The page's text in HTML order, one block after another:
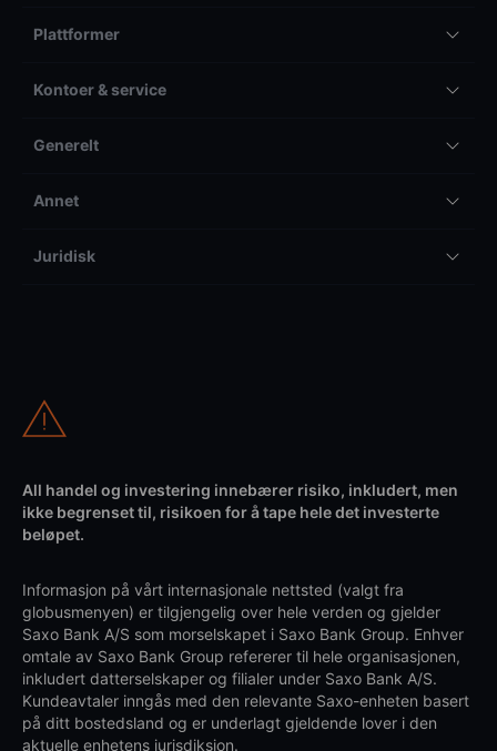
Plattformer
Kontoer & service
Generelt
Annet
Juridisk
All handel og investering innebærer risiko, inkludert, men
ikke begrenset til, risikoen for å tape hele det investerte
beløpet.
Informasjon på vårt internasjonale nettsted (valgt fra
globusmenyen) er tilgjengelig over hele verden og gjelder
Saxo Bank A/S som morselskapet i Saxo Bank Group. Enhver
omtale av Saxo Bank Group refererer til hele organisasjonen,
inkludert datterselskaper og filialer under Saxo Bank A/S.
Kundeavtaler inngås med den relevante Saxo-enheten basert
på ditt bostedsland og er underlagt gjeldende lover i den
aktuelle enhetens jurisdiksjon.